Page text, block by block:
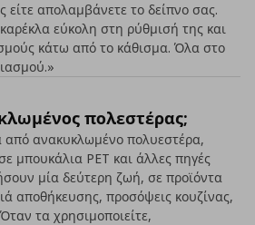
είτε απολαμβάνετε το δείπνο σας.
εύκολη στη ρύθμισή της και
κάτω από το κάθισμα. Όλα στο
πολεστέρας;
από ανακυκλωμένο πολυεστέρα,
μπουκάλια PET και άλλες πηγές
μία δεύτερη ζωή, σε προϊόντα
αποθήκευσης, προσόψεις κουζίνας,
τα χρησιμοποιείτε,